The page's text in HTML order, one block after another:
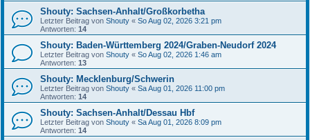
Shouty: Sachsen-Anhalt/Großkorbetha
Letzter Beitrag von Shouty « So Aug 02, 2026 3:21 pm
Antworten: 14
Shouty: Baden-Württemberg 2024/Graben-Neudorf 2024
Letzter Beitrag von Shouty « So Aug 02, 2026 1:46 am
Antworten: 13
Shouty: Mecklenburg/Schwerin
Letzter Beitrag von Shouty « Sa Aug 01, 2026 11:00 pm
Antworten: 14
Shouty: Sachsen-Anhalt/Dessau Hbf
Letzter Beitrag von Shouty « Sa Aug 01, 2026 8:09 pm
Antworten: 14